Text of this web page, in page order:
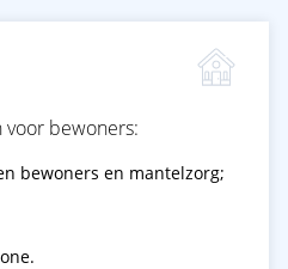
bewoners:
bewoners en mantelzorg;